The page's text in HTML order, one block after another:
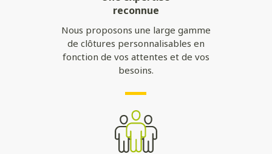
reconnue
Nous proposons une large gamme
de clôtures personnalisables en
fonction de vos attentes et de vos
besoins.